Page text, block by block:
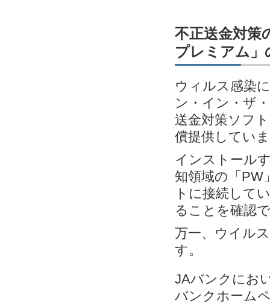
不正送金対策
プレミアム」
ウィルス感染
ン・イン・ザ
送金対策ソフ
償提供してい
インストール
知領域の「PW
トに接続して
ることを確認
万一、ウイル
す。
JAバンクにお
バンクホーム